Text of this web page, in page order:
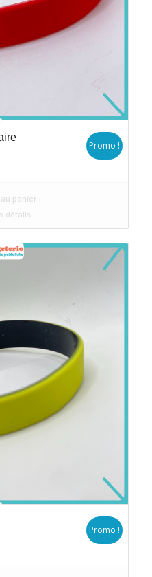
Promo !
panier
détails
Promo !